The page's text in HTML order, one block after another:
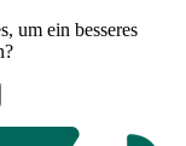
um ein besseres